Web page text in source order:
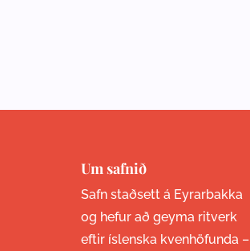
Um safnið
Safn staðsett á Eyrarbakka
og hefur að geyma ritverk
eftir íslenska kvenhöfunda –